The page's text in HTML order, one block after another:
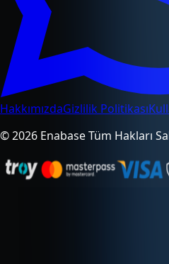
HakkımızdaGizlilik Politikası
© 2026 Enabase Tüm Hakları